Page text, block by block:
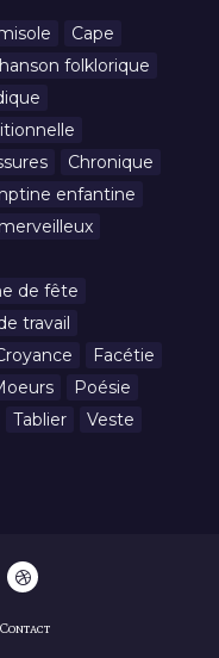
Cape
folklorique
Chronique
enfantine
de fête
travail
Facétie
Poésie
Tablier Veste
Contact